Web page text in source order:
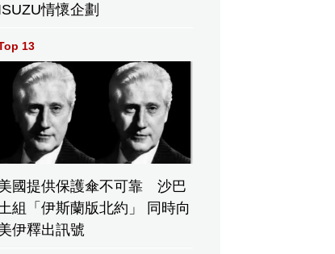
情懷企劃
13
國提供保護傘不可靠 沙巴
土組「伊斯蘭版北約」 同時向
伊釋出訊號